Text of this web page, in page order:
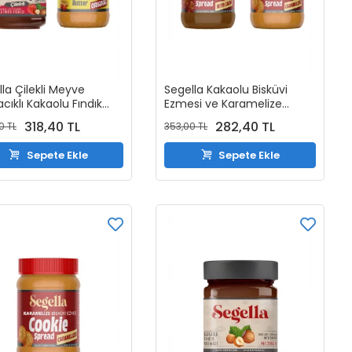
Çilekli Meyve
Kakaolu Fındık
ve %100 Fıstık
Original 350gr (2
TL 318,40 TL
Sepete Ekle
Segella Kakaolu Bisküvi
Ezmesi ve Karamelize
Bisküvi Ezmesi 350gr x 2
Adet
353,00 TL 282,40 TL
Sepete Ekle